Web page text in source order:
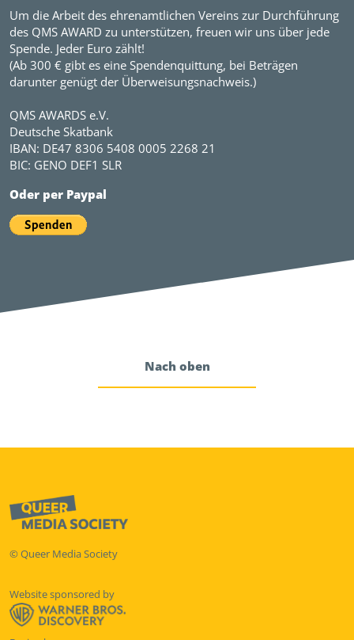
Um die Arbeit des ehrenamtlichen Vereins zur Durchführung
des QMS AWARD zu unterstützen, freuen wir uns über jede
Spende. Jeder Euro zählt!
(Ab 300 € gibt es eine Spendenquittung, bei Beträgen
darunter genügt der Überweisungsnachweis.)
QMS AWARDS e.V.
Deutsche Skatbank
IBAN: DE47 8306 5408 0005 2268 21
BIC: GENO DEF1 SLR
Oder per Paypal
Nach oben
© Queer Media Society
Website sponsored by